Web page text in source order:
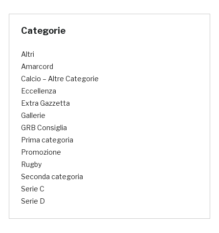
Categorie
Altri
Amarcord
Calcio – Altre Categorie
Eccellenza
Extra Gazzetta
Gallerie
GRB Consiglia
Prima categoria
Promozione
Rugby
Seconda categoria
Serie C
Serie D